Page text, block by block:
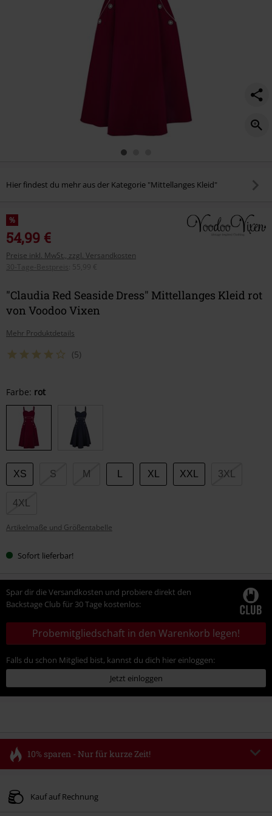
Hier findest du mehr aus der Kategorie "Mittellanges Kleid"
%
54,99 €
Preise inkl. MwSt., zzgl. Versandkosten
30-Tage-Bestpreis
55,99 €
"Claudia Red Seaside Dress" Mittellanges Kleid rot
von Voodoo Vixen
Mehr Produktdetails
(5)
Wähle
deine
Größe
Farbe: rot
XS S M XL XXL 3XL
4XL
Artikelmaße und Größentabelle
Sofort lieferbar!
Spar dir die Versandkosten und probiere direkt den
Backstage Club für 30 Tage kostenlos:
Probemitgliedschaft in den Warenkorb legen!
Falls du schon Mitglied bist, kannst du dich hier einloggen:
Jetzt einloggen
10% sparen - Nur für kurze Zeit!
Gültig bis zum 11.08.2026
Kauf auf Rechnung